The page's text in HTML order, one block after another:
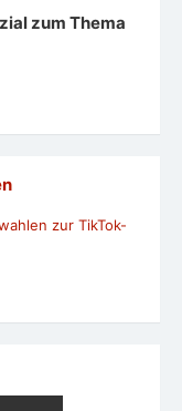
zum Thema
zur TikTok-